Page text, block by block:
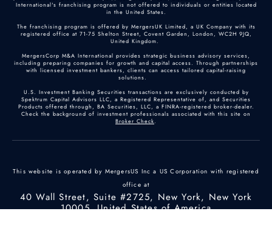
International's franchising program is not offered to individuals or entities located
in the United States.
The franchising program is offered by MergersUK Limited, a UK Company with its
registered office at 71-75 Shelton Street, Covent Garden, London, WC2H 9JQ,
United Kingdom.
MergersCorp M&A International provides strategic business advisory services,
including preparing companies for growth and capital access. Through partnerships
with licensed investment bankers, clients can access tailored capital-raising
solutions.
U.S. Investment Banking Securities transactions are exclusively conducted by
Spektrum Capital Advisors LLC, a Registered Representative of, and Securities
Products offered through, BA Securities, LLC, a FINRA-registered broker-dealer.
Check the background of investment professionals associated with this site on
Broker Check.
This website is operated by MergersUS Inc a US Corporation with registered
office at
40 Wall Street, Suite #2725, New York, New York
10005, United States of America